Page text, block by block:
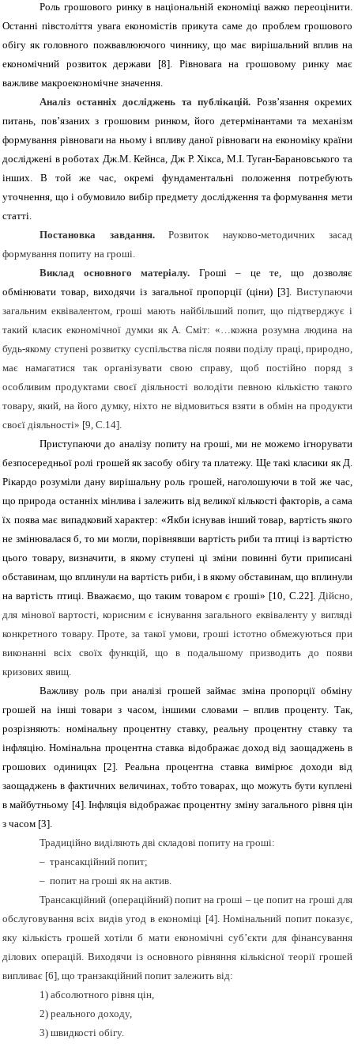
Роль грошового ринку в національній економіці важко переоцінити.
Останні півстоліття увага економістів прикута саме до проблем грошового
обігу як головного пожвавлюючого чиннику, що має вирішальний вплив на
економічний розвиток держави [8]. Рівновага на грошовому ринку має
важливе макроекономічне значення.
Аналіз останніх досліджень та публікацій. Розв’язання окремих
питань, пов’язаних з грошовим ринком, його детермінантами та механізм
формування рівноваги на ньому і впливу даної рівноваги на економіку країни
досліджені в роботах Дж.М. Кейнса, Дж Р. Хікса, М.І. Туган-Барановського та
інших. В той же час, окремі фундаментальні положення потребують
уточнення, що і обумовило вибір предмету дослідження та формування мети
статті.
Постановка завдання.Розвиток науково-методичних засад
формування попиту на гроші.
Виклад основного матеріалу. Гроші – це те, що дозволяє
обмінювати товар, виходячи із загальної пропорції (ціни) [3]. Виступаючи
загальним еквівалентом, гроші мають найбільший попит, що підтверджує і
такий класик економічної думки як А. Сміт: «…кожна розумна людина на
будь-якому ступені розвитку суспільства після появи поділу праці, природно,
має намагатися так організувати свою справу, щоб постійно поряд з
особливим продуктами своєї діяльності володіти певною кількістю такого
товару, який, на його думку, ніхто не відмовиться взяти в обмін на продукти
своєї діяльності» [9, C.14].
Приступаючи до аналізу попиту на гроші, ми не можемо ігнорувати
безпосередньої ролі грошей як засобу обігу та платежу. Ще такі класики як Д.
Рікардо розуміли дану вирішальну роль грошей, наголошуючи в той же час,
що природа останніх мінлива і залежить від великої кількості факторів, а сама
їх поява має випадковий характер: «Якби існував інший товар, вартість якого
не змінювалася б, то ми могли, порівнявши вартість риби та птиці із вартістю
цього товару, визначити, в якому ступені ці зміни повинні бути приписані
обставинам, що вплинули на вартість риби, і в якому обставинам, що вплинули
на вартість птиці. Вважаємо, що таким товаром є гроші» [10, С.22].Дійсно,
для мінової вартості, корисним є існування загального еквіваленту у вигляді
конкретного товару. Проте, за такої умови, гроші істотно обмежуються при
виконанні всіх своїх функцій, що в подальшому призводить до появи
кризових явищ.
Важливу роль при аналізі грошей займає зміна пропорції обміну
грошей на інші товари з часом, іншими словами – вплив проценту. Так,
розрізняють: номінальну процентну ставку, реальну процентну ставку та
інфляцію. Номінальна процентна ставка відображає доход від заощаджень в
грошових одиницях [2]. Реальна процентна ставка вимірює доходи від
заощаджень в фактичних величинах, тобто товарах, що можуть бути куплені
в майбутньому [4]. Інфляція відображає процентну зміну загального рівня цін
з часом [3].
Традиційно виділяють дві складові попиту на гроші:
– трансакційний попит;
– попит на гроші як на актив.
Трансакційний (операційний) попит на гроші – це попит на гроші для
обслуговування всіх видів угод в економіці [4]. Номінальний попит показує,
яку кількість грошей хотіли б мати економічні суб’єкти для фінансування
ділових операцій. Виходячи із основного рівняння кількісної теорії грошей
випливає [6], що транзакційний попит залежить від:
1) абсолютного рівня цін,
2) реального доходу,
3) швидкості обігу.